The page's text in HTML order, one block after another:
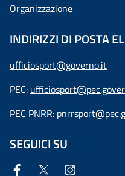
Organizzazione
INDIRIZZI DI POSTA
ufficiosport@governo.it
PEC:
PEC PNRR:
SEGUICI SU